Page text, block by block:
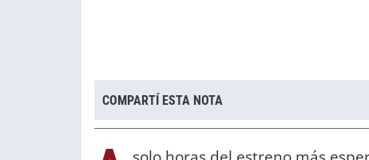
COMPARTÍ ESTA NOTA